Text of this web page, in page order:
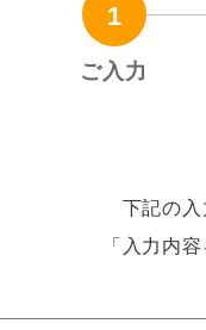
1
ご入力
下記の入
「入力内